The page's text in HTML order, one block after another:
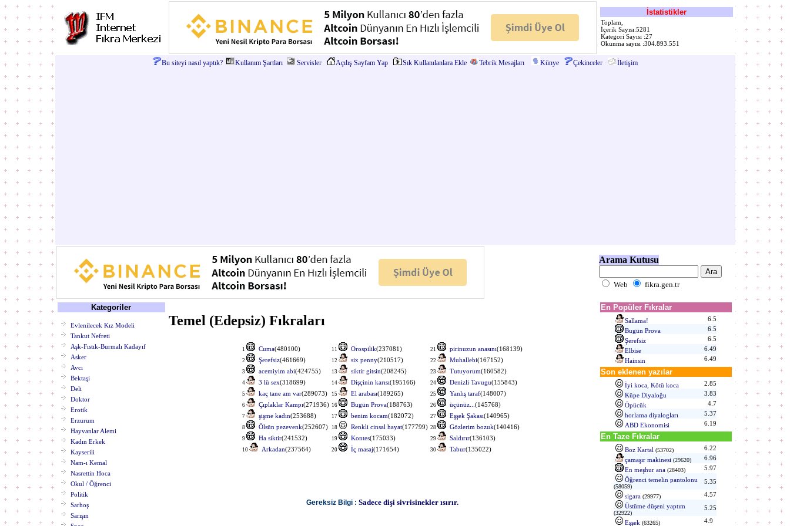
İstatistikler
Toplam,
İçerik Sayısı:5281
Kategori Sayısı :27
Okunma sayısı :304.893.551
Bu siteyi nasıl yaptık? Kullanım Şartları Servisler Açılış Sayfam Yap Sık Kullanılanlara Ekle Tebrik Mesajları Künye Çekinceler İletişim
Arama Kutusu
Web fikra.gen.tr
Kategoriler
Evlenilecek Kız Modeli
Tankut Nefreti
Aşk-Fıstık-Burmalı Kadayıf
Asker
Avcı
Bektaşi
Deli
Doktor
Erotik
Erzurum
Hayvanlar Alemi
Kadın Erkek
Kayserili
Nam-ı Kemal
Nasrettin Hoca
Okul / Öğrenci
Politik
Sarhoş
Sarışın
Temel (Edepsiz) Fıkraları
1 Cuma(480100)
2 Şerefsiz(461669)
3 acemiyim abi(424755)
4 3 lü sex(318699)
5 kaç tane am var(289073)
6 Çıplaklar Kampı(271936)
7 şişme kadın(253688)
8 Ölsün pezevenk(252607)
9 Ha siktir(241532)
10 Arkadan(237564)
11 Orospilik(237081)
12 six penny(210517)
13 siktir gitsin(208245)
14 Dişçinin karısı(195166)
15 El arabası(189265)
16 Bugün Prova(188763)
17 benim kocam(182072)
18 Renkli cinsal hayat(177799)
19 Kontes(175033)
20 İç masaj(171654)
21 pirinuzun anasını(168139)
22 Muhallebi(167152)
23 Tutuyorum(160582)
24 Denizli Tavugu(155843)
25 Yanlış taraf(148007)
26 üçünüz... (145768)
27 Eşşek Şakası(140965)
28 Gözlerim bozuk(140416)
29 Saldırır(136103)
30 Tabur(135022)
Gereksiz Bilgi : Sadece dişi sivrisinekler ısırır.
En Popüler Fıkralar
Sallama!
6.5
Bugün Prova
6.5
Şerefsiz
6.5
Elbise
6.49
Hainsin
6.49
Son eklenen yazılar
İyi koca, Kötü koca
2.85
Küpe Diyaloğu
3.83
Öpücük
4.7
horlama diyalogları
5.37
ABD Ekonomisi
6.19
En Taze Fıkralar
Boz Kartal (53702)
6.22
çamaşır makinesi (29620)
6.96
En meşhur ana (28403)
5.97
Öğrenci temelin pantolonu
(58059)
5.35
sigara (29977)
4.57
Üstüme düşeni yaptım
(32922)
5.25
Eşşek (63265) 4.9